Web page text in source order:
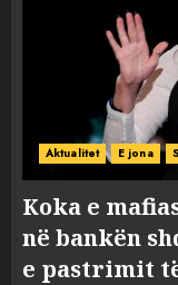
Aktualitet E jona
Koka e
në bankën
e pastrimit